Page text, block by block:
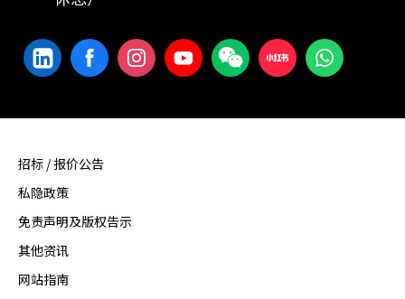
招标 / 报价公告
私隐政策
免责声明及版权告示
其他资讯
网站指南